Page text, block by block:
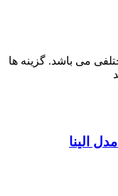
می باشد. گزینه ها